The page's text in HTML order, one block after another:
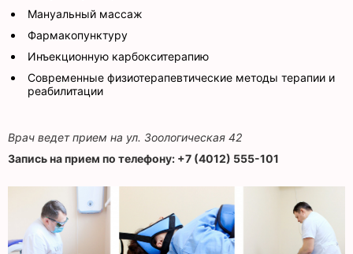
Мануальный массаж
Фармакопунктуру
Инъекционную карбокситерапию
Современные физиотерапевтические методы терапии и
реабилитации
Врач ведет прием на ул. Зоологическая 42
Запись на прием по телефону: +7 (4012) 555-101